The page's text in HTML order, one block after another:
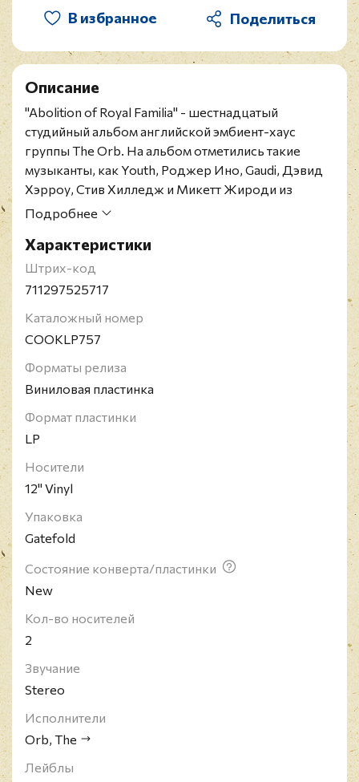
В избранное
Описание
"Abolition of Royal Familia" - шестнадцатый
студийный альбом английской эмбиент-хаус
группы The Orb. На альбом отметились такие
музыканты, как Youth, Роджер Ино, Gaudi, Дэвид
Хэрроу, Стив Хилледж и Микетт Жироди из
группы System 7.
аудиофильских виниловых пластинках.
Британский электронно-музыкальный коллектив,
основанный в 1988 году. В 2002 году одна из
Beyond the Ultraworld" была включена в рейтинг
The 25 Most Influential Ambient Albums Of All Time
(25 главных эмбиент альбомов всех времён).
Подробнее
Характеристики
Штрих-код
711297525717
Каталожный номер
COOKLP757
Форматы релиза
Виниловая пластинка
Формат пластинки
LP
Носители
12" Vinyl
Упаковка
Gatefold
Состояние конверта/пластинки
New
Кол-во носителей
2
Звучание
Stereo
Исполнители
Orb, The
Лейблы